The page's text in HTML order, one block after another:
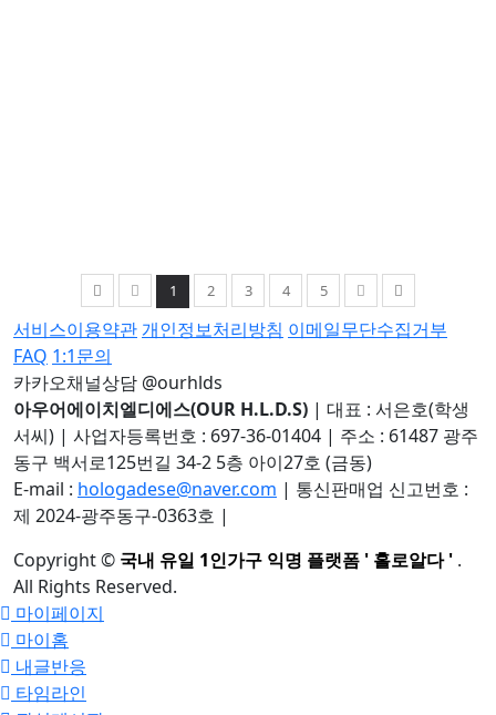
1 2 3 4 5
서비스이용약관 개인정보처리방침 이메일무단수집거부
FAQ 1:1문의
카카오채널상담 @ourhlds
아우어에이치엘디에스(OUR H.L.D.S) | 대표 : 서은호(학생
서씨) | 사업자등록번호 : 697-36-01404 | 주소 : 61487 광주
동구 백서로125번길 34-2 5층 아이27호 (금동)
E-mail : hologadese@naver.com | 통신판매업 신고번호 :
제 2024-광주동구-0363호 |
Copyright© 국내 유일 1인가구 익명 플랫폼 ' 홀로알다 ' .
All Rights Reserved.
마이페이지
마이홈
내글반응
타임라인